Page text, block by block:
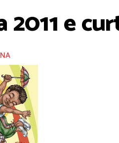
2011 e